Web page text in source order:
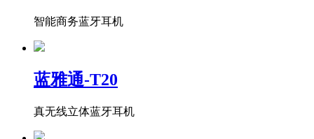
智能商务蓝牙耳机
蓝雅通-T20
真无线立体蓝牙耳机